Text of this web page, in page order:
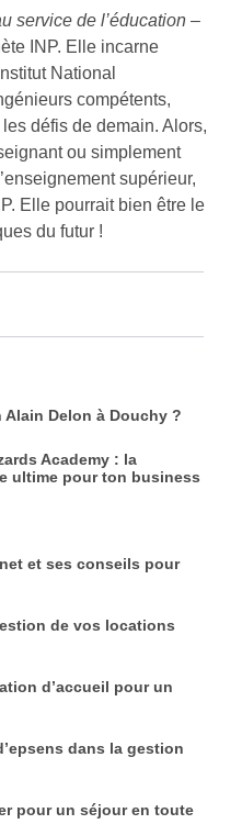
service de l’éducation –
INP. Elle incarne
National
compétents,
défis de demain. Alors,
ou simplement
supérieur,
Elle pourrait bien être le
du futur !
Delon à Douchy ?
Academy : la
ultime pour ton business
et ses conseils pour
de vos locations
d’accueil pour un
dans la gestion
pour un séjour en toute